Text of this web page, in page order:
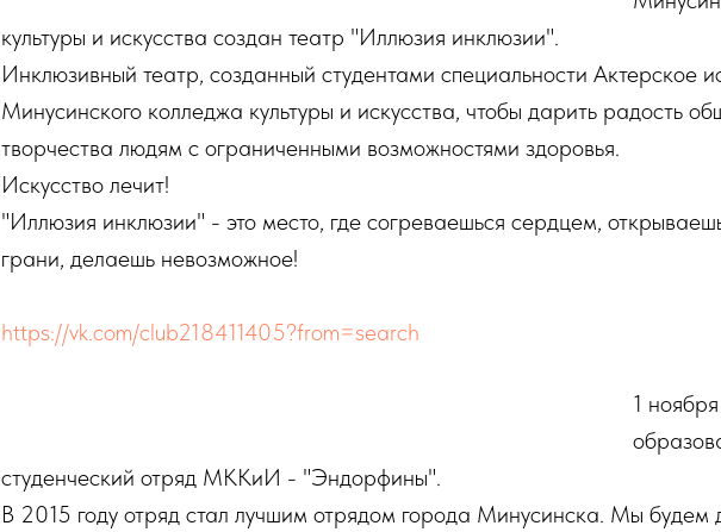
культуры и искусства создан театр "Иллюзия инклюзии".
Инклюзивный театр, созданный студентами специальности Актерское
Минусинского колледжа культуры и искусства, чтобы дарить радость
творчества людям с ограниченными возможностями здоровья.
Искусство лечит!
"Иллюзия инклюзии" - это место, где согреваешься сердцем,
грани, делаешь невозможное!
https://vk.com/club218411405?from=search
1
студенческий отряд МККиИ - "Эндорфины".
В 2015 году отряд стал лучшим отрядом города Минусинска. Мы будем